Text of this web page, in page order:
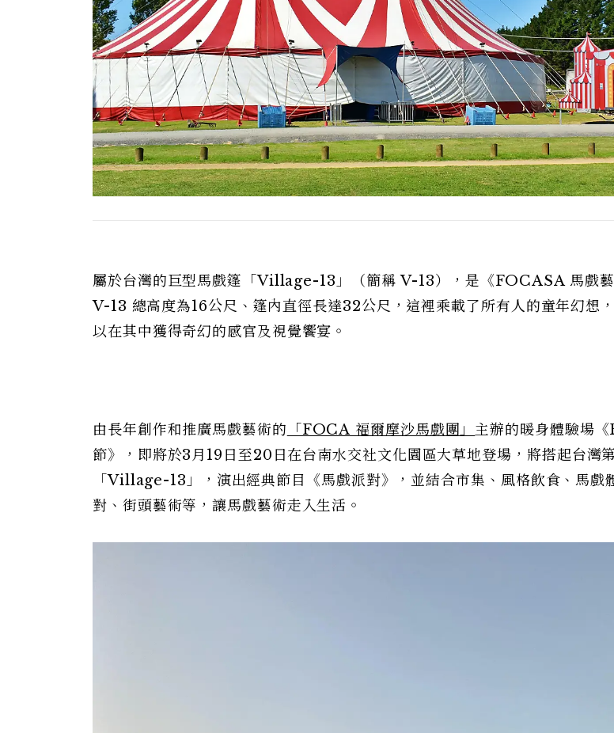
屬於台灣的巨型馬戲篷「Village-13」（簡稱 V-13），是《FOCASA 馬戲藝
V-13 總高度為16公尺、篷內直徑長達32公尺，這裡乘載了所有人的童年幻想
以在其中獲得奇幻的感官及視覺饗宴。
由長年創作和推廣馬戲藝術的 「FOCA 福爾摩沙馬戲團」 主辦的暖身體驗場
節》，即將於3月19日至20日在台南水交社文化園區大草地登場，將搭起台灣
「Village-13」，演出經典節目《馬戲派對》，並結合市集、風格飲食、馬戲
對、街頭藝術等，讓馬戲藝術走入生活。